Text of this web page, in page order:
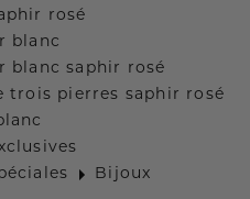
rosé
blanc
blanc saphir rosé
trois pierres saphir rosé
Bijoux